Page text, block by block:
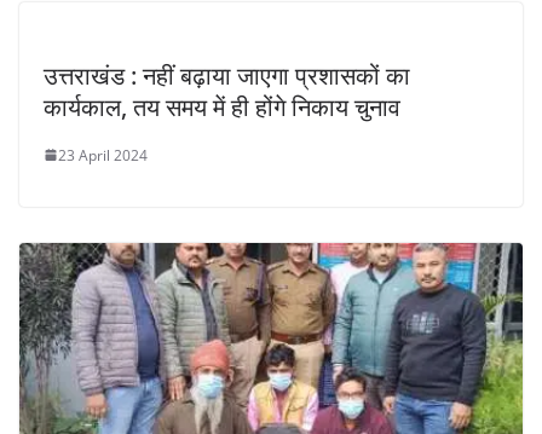
उत्तराखंड : नहीं बढ़ाया जाएगा प्रशासकों का
कार्यकाल, तय समय में ही होंगे निकाय चुनाव
23 April 2024